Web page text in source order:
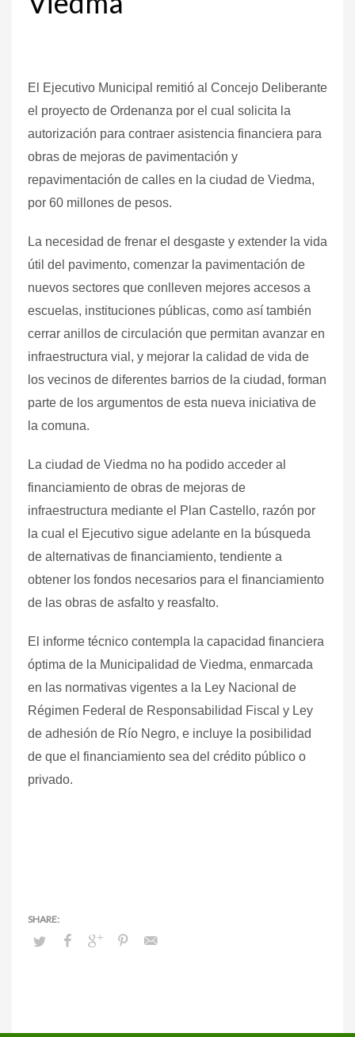
El Ejecutivo Municipal remitió al Concejo Deliberante
el proyecto de Ordenanza por el cual solicita la
autorización para contraer asistencia financiera para
obras de mejoras de pavimentación y
repavimentación de calles en la ciudad de Viedma,
por 60 millones de pesos.
La necesidad de frenar el desgaste y extender la vida
útil del pavimento, comenzar la pavimentación de
nuevos sectores que conlleven mejores accesos a
escuelas, instituciones públicas, como así también
cerrar anillos de circulación que permitan avanzar en
infraestructura vial, y mejorar la calidad de vida de
los vecinos de diferentes barrios de la ciudad, forman
parte de los argumentos de esta nueva iniciativa de
la comuna.
La ciudad de Viedma no ha podido acceder al
financiamiento de obras de mejoras de
infraestructura mediante el Plan Castello, razón por
la cual el Ejecutivo sigue adelante en la búsqueda
de alternativas de financiamiento, tendiente a
obtener los fondos necesarios para el financiamiento
de las obras de asfalto y reasfalto.
El informe técnico contempla la capacidad financiera
óptima de la Municipalidad de Viedma, enmarcada
en las normativas vigentes a la Ley Nacional de
Régimen Federal de Responsabilidad Fiscal y Ley
de adhesión de Río Negro, e incluye la posibilidad
de que el financiamiento sea del crédito público o
privado.